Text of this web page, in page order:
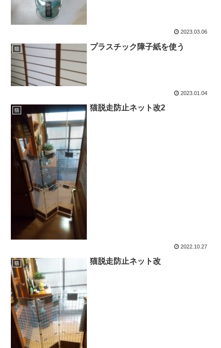
2023.03.06
猫 プラスチック障子紙を使う
2023.01.04
猫 猫脱走防止ネット改2
2022.10.27
猫 猫脱走防止ネット改